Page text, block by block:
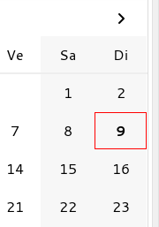
Ve Sa
Di
1
2
7 8
9
14 15
16
21 22
23